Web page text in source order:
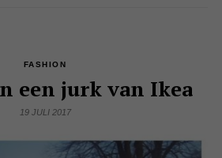
FASHION
een jurk van Ikea
19 JULI 2017